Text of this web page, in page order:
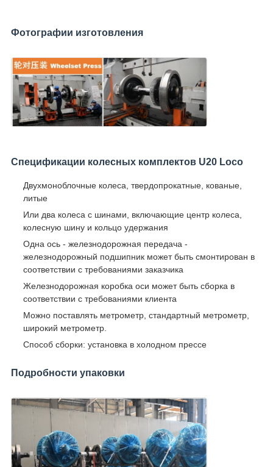
Фотографии изготовления
Спецификации колесных комплектов U20 Loco
Двухмоноблочные колеса, твердопрокатные, кованые,
литые
Или два колеса с шинами, включающие центр колеса,
колесную шину и кольцо удержания
Одна ось - железнодорожная передача -
железнодорожный подшипник может быть смонтирован в
соответствии с требованиями заказчика
Железнодорожная коробка оси может быть сборка в
соответствии с требованиями клиента
Можно поставлять метрометр, стандартный метрометр,
широкий метрометр.
Способ сборки: установка в холодном прессе
Подробности упаковки